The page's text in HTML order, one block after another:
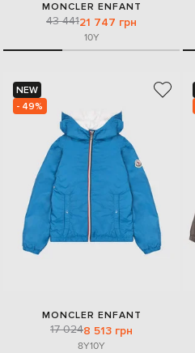
MONCLER ENFANT
43 44121 747 грн
10Y
NEW
- 49%
MONCLER ENFANT
17 0248 513 грн
8Y10Y